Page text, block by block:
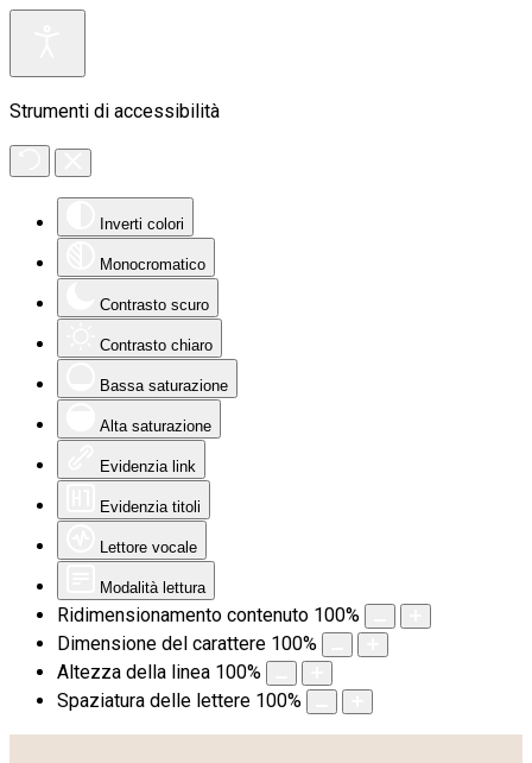
Strumenti di accessibilità
Inverti colori
Monocromatico
Contrasto scuro
Contrasto chiaro
Bassa saturazione
Alta saturazione
Evidenzia link
Evidenzia titoli
Lettore vocale
Modalità lettura
Ridimensionamento contenuto 100%
Dimensione del carattere 100%
Altezza della linea 100%
Spaziatura delle lettere 100%